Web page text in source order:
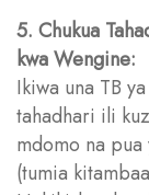
5. Chukua
kwa Wengine:
Ikiwa una TB
tahadhari ili
mdomo na
(tumia